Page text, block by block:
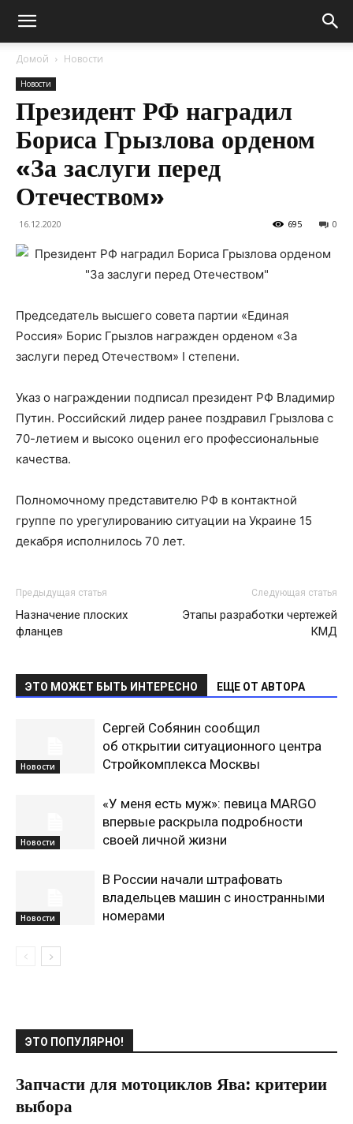
Домой Новости
Новости
Президент РФ наградил
Бориса Грызлова орденом
«За заслуги перед
Отечеством»
16.12.2020 0
695
Председатель высшего совета партии «Единая
Россия» Борис Грызлов награжден орденом «За
заслуги перед Отечеством» I степени.
Указ о награждении подписал президент РФ Владимир
Путин. Российский лидер ранее поздравил Грызлова с
70-летием и высоко оценил его профессиональные
качества.
Полномочному представителю РФ в контактной
группе по урегулированию ситуации на Украине 15
декабря исполнилось 70 лет.
Предыдущая статья
Назначение плоских
фланцев
Следующая статья
Этапы разработки чертежей
КМД
ЭТО МОЖЕТ БЫТЬ ИНТЕРЕСНО ЕЩЕ ОТ АВТОРА
Новости
Сергей Собянин сообщил
об открытии ситуационного центра
Стройкомплекса Москвы
Новости
«У меня есть муж»: певица MARGO
впервые раскрыла подробности
своей личной жизни
Новости
В России начали штрафовать
владельцев машин с иностранными
номерами
ЭТО ПОПУЛЯРНО!
Запчасти для мотоциклов Ява: критерии
выбора
02.08.2020